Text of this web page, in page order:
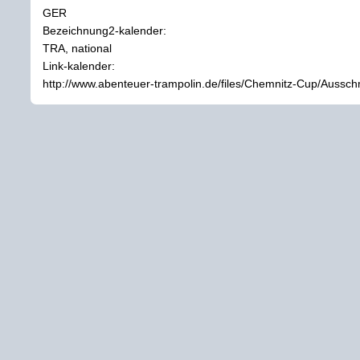
GER
Bezeichnung2-kalender:
TRA, national
Link-kalender:
http://www.abenteuer-trampolin.de/files/Chemnitz-Cup/